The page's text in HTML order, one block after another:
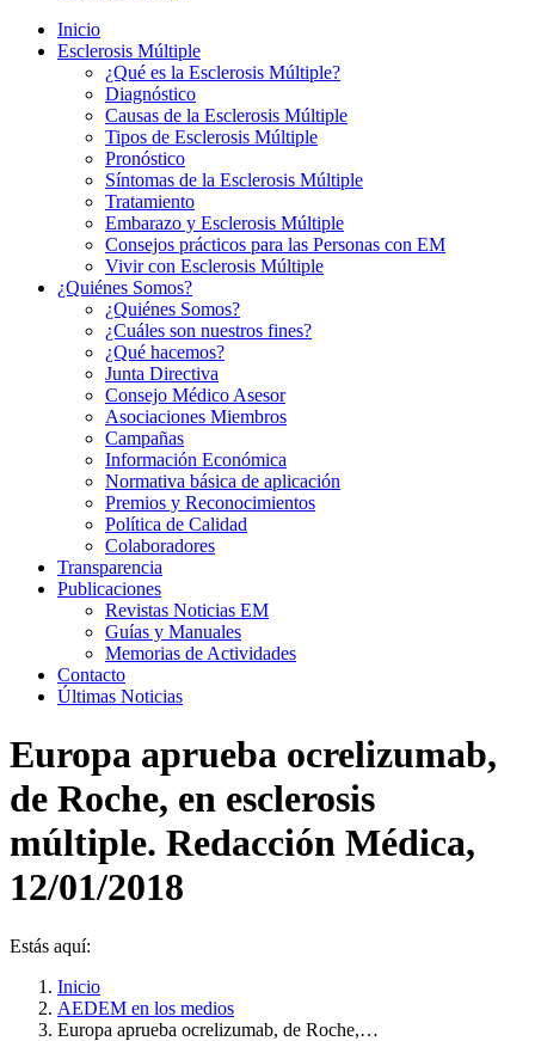
Inicio
Esclerosis Múltiple
¿Qué es la Esclerosis Múltiple?
Diagnóstico
Causas de la Esclerosis Múltiple
Tipos de Esclerosis Múltiple
Pronóstico
Síntomas de la Esclerosis Múltiple
Tratamiento
Embarazo y Esclerosis Múltiple
Consejos prácticos para las Personas con EM
Vivir con Esclerosis Múltiple
¿Quiénes Somos?
¿Quiénes Somos?
¿Cuáles son nuestros fines?
¿Qué hacemos?
Junta Directiva
Consejo Médico Asesor
Asociaciones Miembros
Campañas
Información Económica
Normativa básica de aplicación
Premios y Reconocimientos
Política de Calidad
Colaboradores
Transparencia
Publicaciones
Revistas Noticias EM
Guías y Manuales
Memorias de Actividades
Contacto
Últimas Noticias
Europa aprueba ocrelizumab,
de Roche, en esclerosis
múltiple. Redacción Médica,
12/01/2018
Estás aquí:
Inicio
AEDEM en los medios
Europa aprueba ocrelizumab, de Roche,…